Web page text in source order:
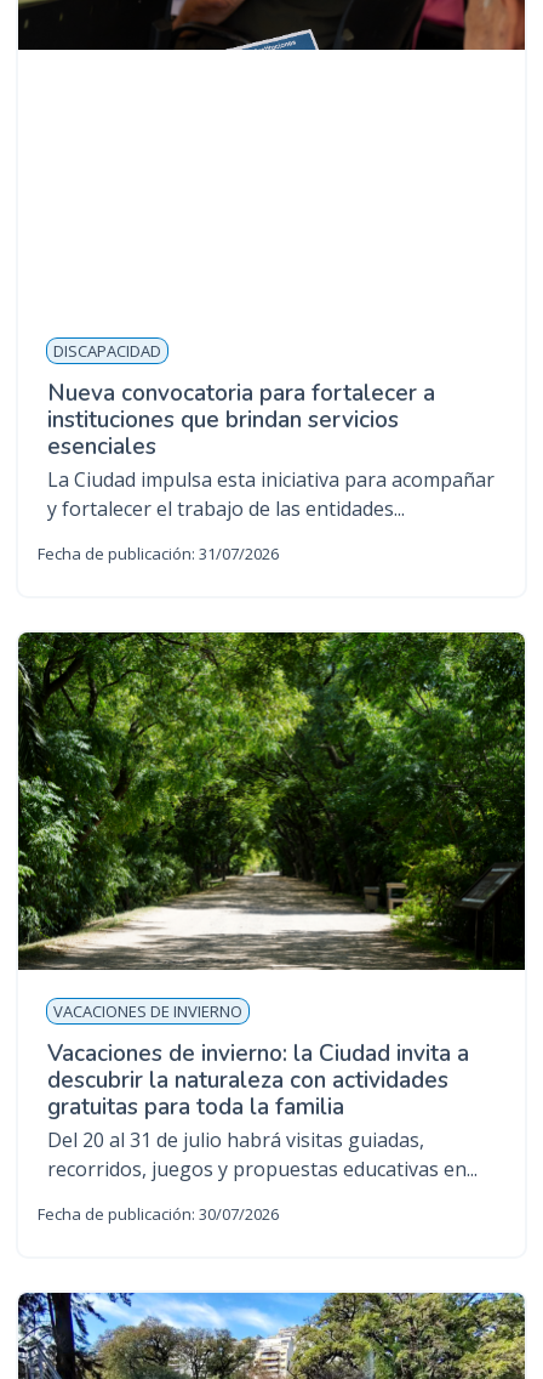
DISCAPACIDAD
Nueva convocatoria para fortalecer a
instituciones que brindan servicios
esenciales
La Ciudad impulsa esta iniciativa para acompañar
y fortalecer el trabajo de las entidades...
Fecha de publicación: 31/07/2026
VACACIONES DE INVIERNO
Vacaciones de invierno: la Ciudad invita a
descubrir la naturaleza con actividades
gratuitas para toda la familia
Del 20 al 31 de julio habrá visitas guiadas,
recorridos, juegos y propuestas educativas en...
Fecha de publicación: 30/07/2026